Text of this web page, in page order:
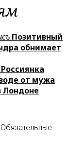
Позитивный
обнимает
Россиянка
от мужа
Лондоне
Обязательные